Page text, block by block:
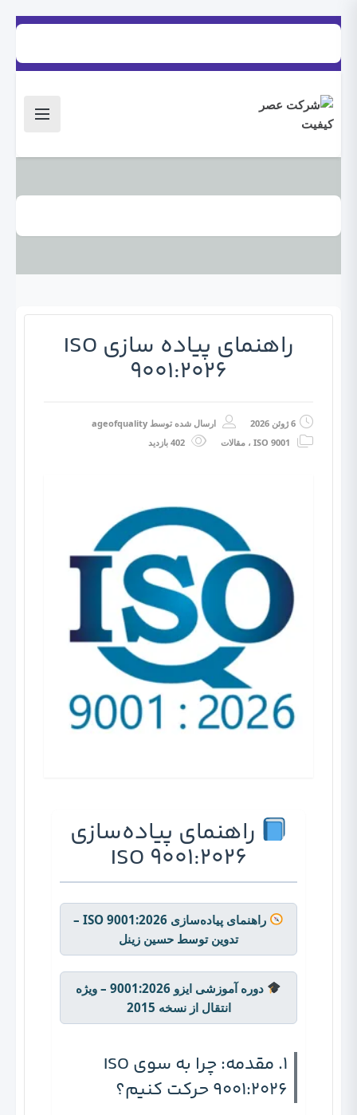
راهنمای پیاده سازی ISO
9001:2026
6 ژوئن 2026 ارسال شده توسط ageofquality
ISO 9001 ، مقالات
راهنمای پیاده‌سازی
ISO 9001:2026
راهنمای پیاده‌سازی ISO 9001:2026 –
تدوین توسط حسین زینل
دوره آموزشی ایزو 9001:2026 – ویژه
انتقال از نسخه 2015
1. مقدمه: چرا به سوی ISO
9001:2026 حرکت کنیم؟